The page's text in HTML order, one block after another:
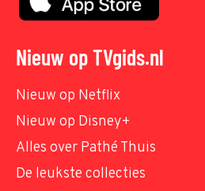
Nieuw op TVgids.nl
Nieuw op Netflix
Nieuw op Disney+
Alles over Pathé Thuis
De leukste collecties